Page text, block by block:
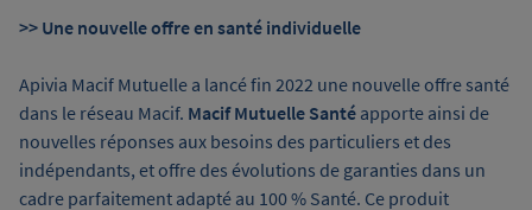
>> Une nouvelle offre en santé individuelle
Apivia Macif Mutuelle a lancé fin 2022 une nouvelle offre santé
dans le réseau Macif. Macif Mutuelle Santé apporte ainsi de
nouvelles réponses aux besoins des particuliers et des
indépendants, et offre des évolutions de garanties dans un
cadre parfaitement adapté au 100 % Santé. Ce produit